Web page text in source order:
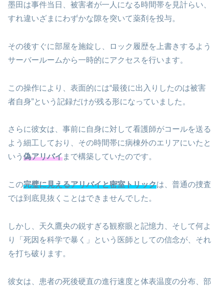
墨田は事件当日、被害者が一人になる時間帯を見計らい、
すれ違いざまにわずかな隙を突いて薬剤を投与。
その後すぐに部屋を施錠し、ロック履歴を上書きするよう
サーバールームから一時的にアクセスを行います。
この操作により、表面的には“最後に出入りしたのは被害
者自身”という記録だけが残る形になっていました。
さらに彼女は、事前に自身に対して看護師がコールを送る
よう細工しており、その時間帯に病棟外のエリアにいたと
いう 偽アリバイまで構築していたのです。
この完璧に見えるアリバイと密室トリックは、普通の捜査
では到底見抜くことはできませんでした。
しかし、天久鷹央の鋭すぎる観察眼と記憶力、そして何よ
り「死因を科学で暴く」という医師としての信念が、それ
を打ち破ります。
彼女は、患者の死後硬直の進行速度と体表温度の分布、部